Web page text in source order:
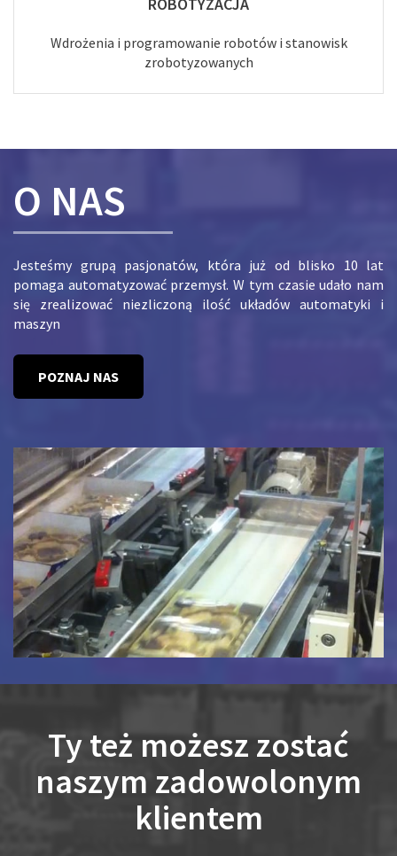
Wdrożenia i programowanie robotów i stanowisk
zrobotyzowanych
O NAS
Jesteśmy grupą pasjonatów, która już od blisko 10 lat
pomaga automatyzować przemysł. W tym czasie udało nam
się zrealizować niezliczoną ilość układów automatyki i
maszyn
POZNAJ NAS
Ty też możesz zostać
naszym zadowolonym
klientem